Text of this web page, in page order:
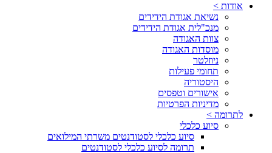
אודות >
נשיאת אגודת הידידים
מנכ"לית אגודת הידידים
צוות האגודה
מוסדות האגודה
ניוזלטר
תחומי פעילות
היסטוריה
אישורים וטפסים
מדיניות הפרטיות
לתרומה >
סיוע כלכלי
סיוע כלכלי לסטודנטים משרתי המילואים
תרומה לסיוע כלכלי לסטודנטים